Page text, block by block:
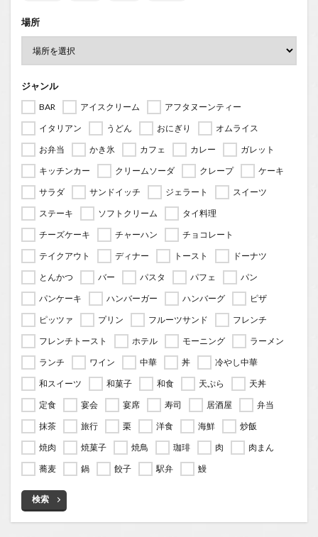
場所
ジャンル
BAR アイスクリーム
アフタヌーンティー
イタリアン
うどん おにぎり
オムライス
お弁当
かき氷 カフェ カレー
ガレット
キッチンカー
クリームソーダ クレープ
ケーキ
サラダ
サンドイッチ ジェラート
スイーツ
ステーキ
ソフトクリーム
タイ料理
チーズケーキ
チャーハン
チョコレート
テイクアウト
ディナー トースト
ドーナツ
とんかつ
バー パスタ パフェ
パン
パンケーキ
ハンバーガー ハンバーグ
ピザ
ピッツァ
プリン フルーツサンド
フレンチ
フレンチトースト
ホテル モーニング
ラーメン
ランチ
ワイン 中華 丼
冷やし中華
和スイーツ
和菓子 和食 天ぷら
天丼
定食
宴会 宴席 寿司 居酒屋
弁当
抹茶
旅行 栗 洋食 海鮮
炒飯
焼肉
焼菓子 焼鳥 珈琲 肉
肉まん
蕎麦
鍋 餃子 駅弁 鰻
検索